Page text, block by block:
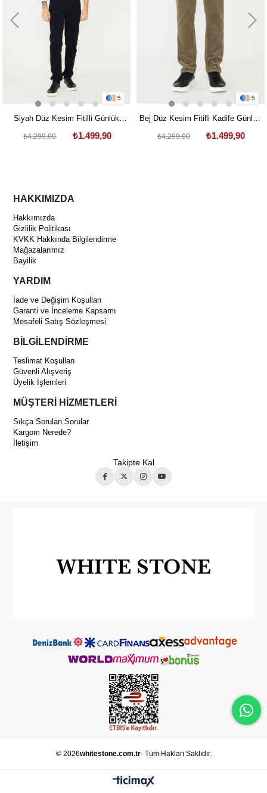
5
Siyah Düz Kesim Fitilli Günlük
₺1.499,90
₺4.299,90
5
Bej Düz Kesim Fitilli Kadife Günlük
₺1.499,90
₺4.299,90
HAKKIMIZDA
Hakkımızda
Gizlilik Politikası
KVKK Hakkında Bilgilendirme
Mağazalarımız
Bayilik
YARDIM
İade ve Değişim Koşulları
Garanti ve İnceleme Kapsamı
Mesafeli Satış Sözleşmesi
BİLGİLENDİRME
Teslimat Koşulları
Güvenli Alışveriş
Üyelik İşlemleri
MÜŞTERİ HİZMETLERİ
Sıkça Sorulan Sorular
Kargom Nerede?
İletişim
Takipte Kal
© 2026whitestone.com.tr- Tüm Hakları Saklıdır.